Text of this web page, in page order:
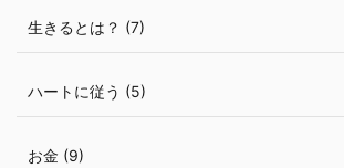
生きるとは？ (7)
ハートに従う (5)
お金 (9)